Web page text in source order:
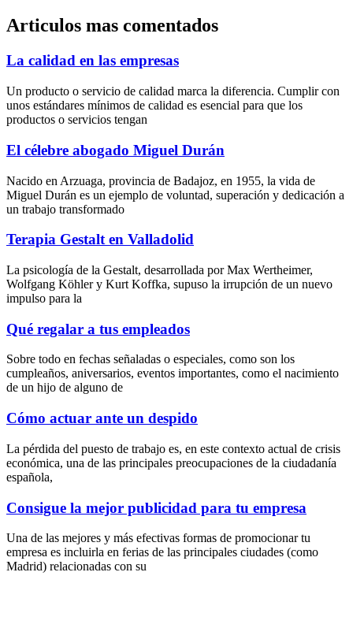
Articulos mas comentados
La calidad en las empresas
Un producto o servicio de calidad marca la diferencia. Cumplir con
unos estándares mínimos de calidad es esencial para que los
productos o servicios tengan
El célebre abogado Miguel Durán
Nacido en Arzuaga, provincia de Badajoz, en 1955, la vida de
Miguel Durán es un ejemplo de voluntad, superación y dedicación a
un trabajo transformado
Terapia Gestalt en Valladolid
La psicología de la Gestalt, desarrollada por Max Wertheimer,
Wolfgang Köhler y Kurt Koffka, supuso la irrupción de un nuevo
impulso para la
Qué regalar a tus empleados
Sobre todo en fechas señaladas o especiales, como son los
cumpleaños, aniversarios, eventos importantes, como el nacimiento
de un hijo de alguno de
Cómo actuar ante un despido
La pérdida del puesto de trabajo es, en este contexto actual de crisis
económica, una de las principales preocupaciones de la ciudadanía
española,
Consigue la mejor publicidad para tu empresa
Una de las mejores y más efectivas formas de promocionar tu
empresa es incluirla en ferias de las principales ciudades (como
Madrid) relacionadas con su